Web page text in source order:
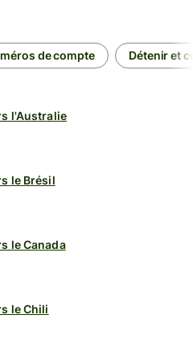
de compte Détenir et
l'Australie
le Brésil
le Canada
le Chili